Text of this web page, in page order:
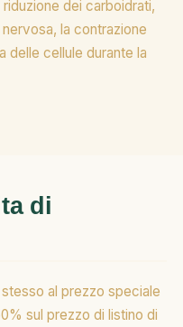
dei carboidrati,
la contrazione
delle cellule durante la
di
al prezzo speciale
sul prezzo di listino di